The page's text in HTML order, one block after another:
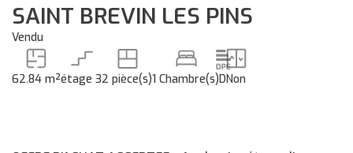
SAINT BREVIN LES PINS
Vendu
62.84 m²étage 32 pièce(s)1 Chambre(s)DNon